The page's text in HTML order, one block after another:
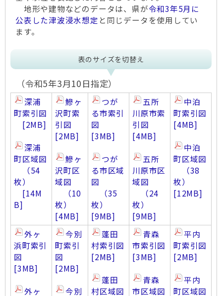
地形や建物などのデータは、県が令和3年5月に
公表した津波浸水想定 と同じデータを使用してい
ます。
表のサイズを切替え
（令和5年3月10日指定）
深浦
町索引図
[2MB]
深浦
町区域図
（54
枚）
[14M
B]
鰺ヶ
沢町索
引図
[2MB]
鰺ヶ
沢町区
域図
（10
枚）
[4MB]
つが
る市索引
図
[3MB]
つが
る市区域
図
（35
枚）
[9MB]
五所
川原市索
引図
[4MB]
五所
川原市区
域図
（24
枚）
[9MB]
中泊
町索引図
[4MB]
中泊
町区域図
（38
枚）
[12MB]
外ヶ
浜町索引
図
[3MB]
外ヶ
今別
町索引
図
[2MB]
今別
蓬田
村索引図
[2MB]
蓬田
村区域図
青森
市索引図
[3MB]
青森
市区域図
平内
町索引図
[2MB]
平内
町区域図